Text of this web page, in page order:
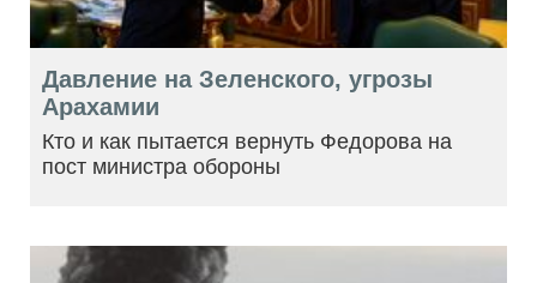
Давление на Зеленского, угрозы
Арахамии
Кто и как пытается вернуть Федорова на
пост министра обороны